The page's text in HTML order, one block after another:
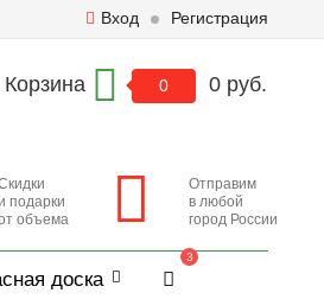
Вход Регистрация
Корзина 0 0 руб.
подарки
объема
Отправим
в любой
город России
доска
3